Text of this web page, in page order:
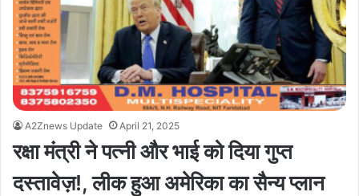
A2Znews Update April 21, 2025
रक्षा मंत्री ने पत्नी और भाई को दिया गुप्त
दस्तावेज़!, लीक हुआ अमेरिका का सैन्य प्लान